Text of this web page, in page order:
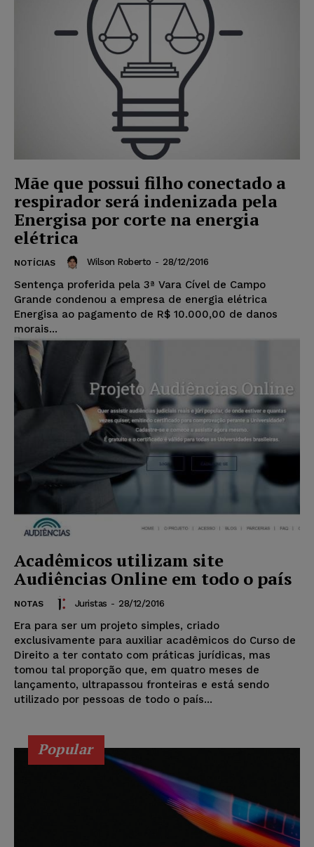
Mãe que possui filho conectado a
respirador será indenizada pela
Energisa por corte na energia
elétrica
NOTÍCIAS Wilson Roberto - 28/12/2016
Sentença proferida pela 3ª Vara Cível de Campo
Grande condenou a empresa de energia elétrica
Energisa ao pagamento de R$ 10.000,00 de danos
morais...
Acadêmicos utilizam site
Audiências Online em todo o país
NOTAS Juristas - 28/12/2016
Era para ser um projeto simples, criado
exclusivamente para auxiliar acadêmicos do Curso de
Direito a ter contato com práticas jurídicas, mas
tomou tal proporção que, em quatro meses de
lançamento, ultrapassou fronteiras e está sendo
utilizado por pessoas de todo o país...
Popular